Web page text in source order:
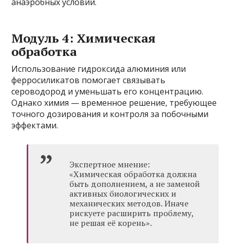
Модуль 4: Химическая
обработка
Использование гидроксида алюминия или
ферросиликатов помогает связывать
сероводород и уменьшать его концентрацию.
Однако химия — временное решение, требующее
точного дозирования и контроля за побочными
эффектами.
Экспертное мнение:
«Химическая обработка должна
быть дополнением, а не заменой
активных биологических и
механических методов. Иначе
рискуете расширить проблему,
не решая её корень».